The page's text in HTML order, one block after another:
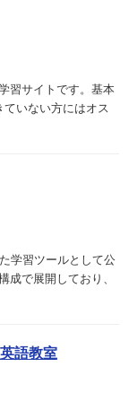
習サイトです。基本
いない方にはオス
学習ツールとして公
成で展開しており、
語教室